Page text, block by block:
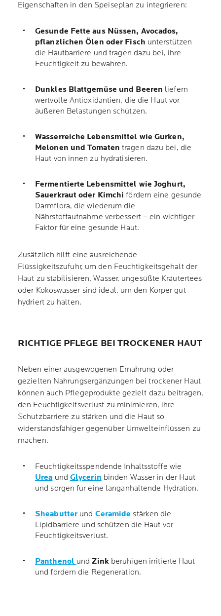
Eigenschaften in den Speiseplan zu integrieren:
Gesunde Fette aus Nüssen, Avocados,
pflanzlichen Ölen oder Fisch unterstützen
die Hautbarriere und tragen dazu bei, ihre
Feuchtigkeit zu bewahren.
Dunkles Blattgemüse und Beeren liefern
wertvolle Antioxidantien, die die Haut vor
äußeren Belastungen schützen.
Wasserreiche Lebensmittel wie Gurken,
Melonen und Tomaten tragen dazu bei, die
Haut von innen zu hydratisieren.
Fermentierte Lebensmittel wie Joghurt,
Sauerkraut oder Kimchi fördern eine gesunde
Darmflora, die wiederum die
Nährstoffaufnahme verbessert – ein wichtiger
Faktor für eine gesunde Haut.
Zusätzlich hilft eine ausreichende
Flüssigkeitszufuhr, um den Feuchtigkeitsgehalt der
Haut zu stabilisieren. Wasser, ungesüßte Kräutertees
oder Kokoswasser sind ideal, um den Körper gut
hydriert zu halten.
RICHTIGE PFLEGE BEI TROCKENER HAUT
Neben einer ausgewogenen Ernährung oder
gezielten Nahrungsergänzungen bei trockener Haut
können auch Pflegeprodukte gezielt dazu beitragen,
den Feuchtigkeitsverlust zu minimieren, ihre
Schutzbarriere zu stärken und die Haut so
widerstandsfähiger gegenüber Umwelteinflüssen zu
machen.
Feuchtigkeitsspendende Inhaltsstoffe wie
Urea und Glycerin binden Wasser in der Haut
und sorgen für eine langanhaltende Hydration.
Sheabutter und Ceramide stärken die
Lipidbarriere und schützen die Haut vor
Feuchtigkeitsverlust.
Panthenol undZinkberuhigen irritierte Haut
und fördern die Regeneration.